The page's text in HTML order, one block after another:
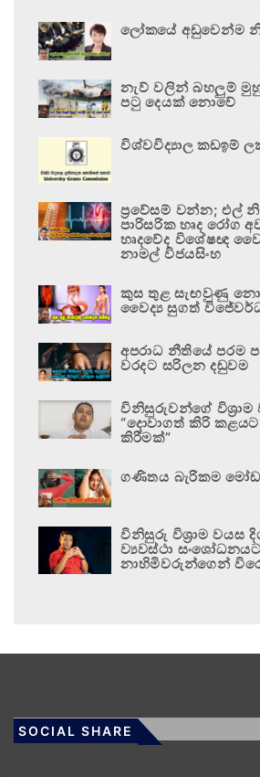
ලෝකයේ අඩුවෙන්ම
නැව් වලින් බහලුම්
පටු දෙයක් නොවේ
විශ්වවිද්‍යාල කඩඉම්
ප්‍රවේසම් වන්න; එල්
පාරිසරික හෘද රෝග
හෘදවේද විශේෂඥ
නාමල් විජයසිංහ
කුස තුළ සැඟවුණු
වෛද්‍ය සුගත්
අපරාධ නීතියේ පරම
වරදට සරිලන දඬුවම
විනිසුරුවන්ගේ විශ්‍රාම
“දොවාගත් කිරි
කිරීමක්”
ගණිතය බැරිකම
විනිසුරු විශ්‍රාම වයස
ව්‍යවස්ථා
නාහිමිවරුන්ගෙන්
SOCIAL SHARE